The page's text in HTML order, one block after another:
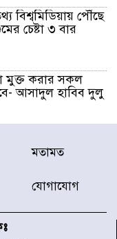
বিশ্বমিডিয়ায় পৌঁছে
চেষ্টা ৩ বার
মুক্ত করার সকল
আসাদুল হাবিব দুলু
অস্থিরতা তৈরির
: প্রধানমন্ত্রী
বন্ধ
মতামত
যোগাযোগ